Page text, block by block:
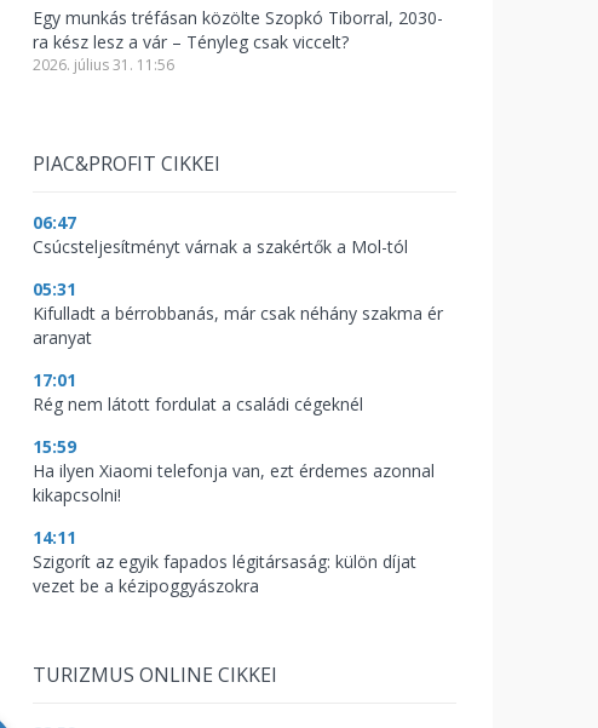
Egy munkás tréfásan közölte Szopkó Tiborral, 2030-
ra kész lesz a vár – Tényleg csak viccelt?
2026. július 31. 11:56
PIAC&PROFIT CIKKEI
06:47
Csúcsteljesítményt várnak a szakértők a Mol-tól
05:31
Kifulladt a bérrobbanás, már csak néhány szakma ér
aranyat
17:01
Rég nem látott fordulat a családi cégeknél
15:59
Ha ilyen Xiaomi telefonja van, ezt érdemes azonnal
kikapcsolni!
14:11
Szigorít az egyik fapados légitársaság: külön díjat
vezet be a kézipoggyászokra
TURIZMUS ONLINE CIKKEI